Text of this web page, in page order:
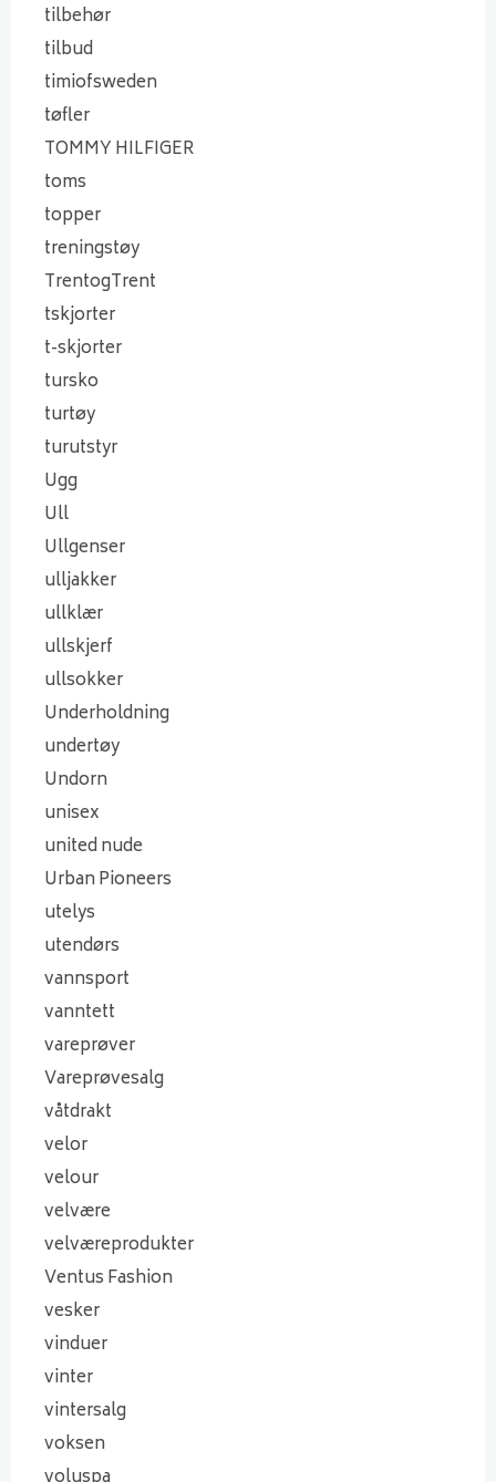
tilbehør
tilbud
timiofsweden
tøfler
TOMMY HILFIGER
toms
topper
treningstøy
TrentogTrent
tskjorter
t-skjorter
tursko
turtøy
turutstyr
Ugg
Ull
Ullgenser
ulljakker
ullklær
ullskjerf
ullsokker
Underholdning
undertøy
Undorn
unisex
united nude
Urban Pioneers
utelys
utendørs
vannsport
vanntett
vareprøver
Vareprøvesalg
våtdrakt
velor
velour
velvære
velværeprodukter
Ventus Fashion
vesker
vinduer
vinter
vintersalg
voksen